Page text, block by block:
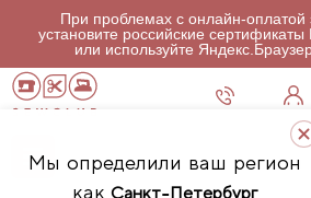
При проблемах с онлайн-оплатой
установите российские
или используйте
Мы определили ваш регион
как Санкт-Петербург